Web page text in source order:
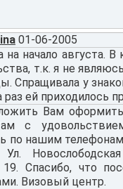
01-06-2005
начало августа.
т.к. я не
Спращивала у
ей приходилось
Вам
с
нашим
19. Спасибо, что
Визовый центр.